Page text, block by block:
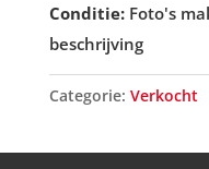
Conditie:Foto's
beschrijving
Categorie: Verkocht